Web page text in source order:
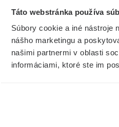
Táto webstránka používa
Súbory cookie a iné nástroje
nášho marketingu a
našimi partnermi v oblasti
informáciami, ktoré ste im